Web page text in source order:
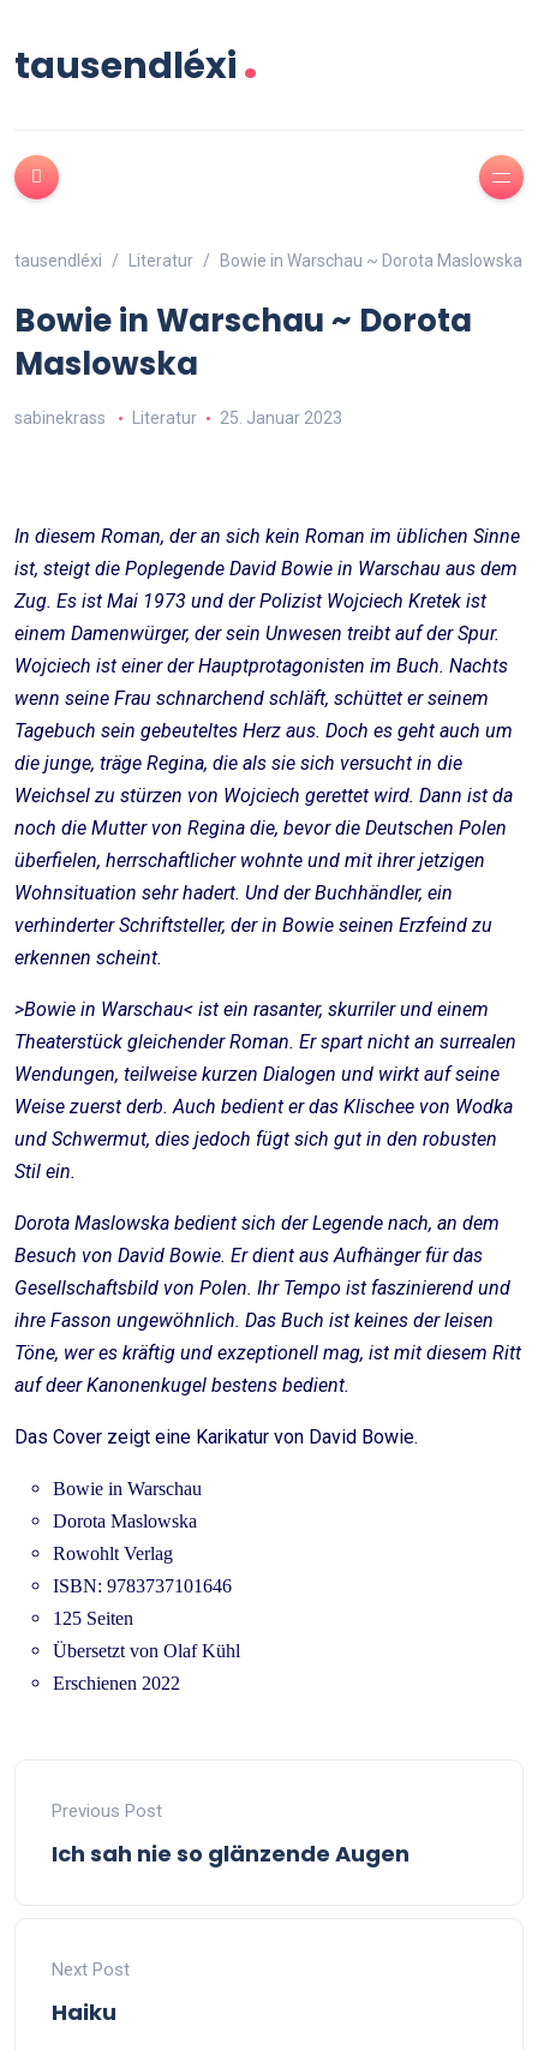
tausendléxi.
tausendléxi Literatur Bowie in Warschau ~ Dorota Maslowska
Bowie in Warschau ~ Dorota
Maslowska
sabinekrass Literatur 25. Januar 2023
In diesem Roman, der an sich kein Roman im üblichen Sinne
ist, steigt die Poplegende David Bowie in Warschau aus dem
Zug. Es ist Mai 1973 und der Polizist Wojciech Kretek ist
einem Damenwürger, der sein Unwesen treibt auf der Spur.
Wojciech ist einer der Hauptprotagonisten im Buch. Nachts
wenn seine Frau schnarchend schläft, schüttet er seinem
Tagebuch sein gebeuteltes Herz aus. Doch es geht auch um
die junge, träge Regina, die als sie sich versucht in die
Weichsel zu stürzen von Wojciech gerettet wird. Dann ist da
noch die Mutter von Regina die, bevor die Deutschen Polen
überfielen, herrschaftlicher wohnte und mit ihrer jetzigen
Wohnsituation sehr hadert. Und der Buchhändler, ein
verhinderter Schriftsteller, der in Bowie seinen Erzfeind zu
erkennen scheint.
>Bowie in Warschau< ist ein rasanter, skurriler und einem
Theaterstück gleichender Roman. Er spart nicht an surrealen
Wendungen, teilweise kurzen Dialogen und wirkt auf seine
Weise zuerst derb. Auch bedient er das Klischee von Wodka
und Schwermut, dies jedoch fügt sich gut in den robusten
Stil ein.
Dorota Maslowska bedient sich der Legende nach, an dem
Besuch von David Bowie. Er dient aus Aufhänger für das
Gesellschaftsbild von Polen. Ihr Tempo ist faszinierend und
ihre Fasson ungewöhnlich. Das Buch ist keines der leisen
Töne, wer es kräftig und exzeptionell mag, ist mit diesem Ritt
auf deer Kanonenkugel bestens bedient.
Das Cover zeigt eine Karikatur von David Bowie.
Bowie in Warschau
Dorota Maslowska
Rowohlt Verlag
ISBN: 9783737101646
125 Seiten
Übersetzt von Olaf Kühl
Erschienen 2022
Previous Post
Ich sah nie so glänzende Augen
Next Post
Haiku